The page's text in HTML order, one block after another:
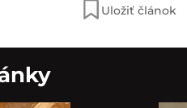
Uložiť článok